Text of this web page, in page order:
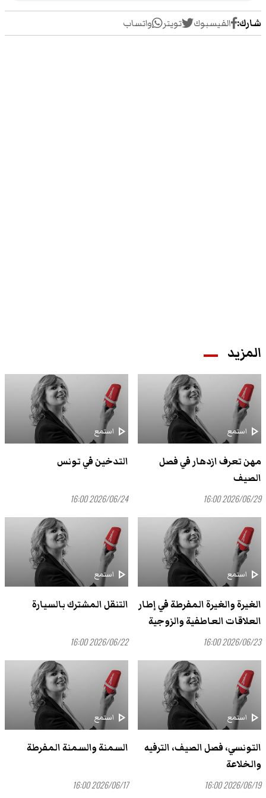
شارك: الفيسبوك تويتر واتساب
المزيد
play_arrow استمع
مهن تعرف ازدهار في فصل
الصيف
2026/06/29 16:00
play_arrow استمع
التدخين في تونس
2026/06/24 16:00
play_arrow استمع
الغيرة والغيرة المفرطة في إطار
العلاقات العاطفية والزوجية
2026/06/23 16:00
play_arrow استمع
التنقل المشترك بالسيارة
2026/06/22 16:00
play_arrow استمع
التونسي، فصل الصيف، الترفيه
والخلاعة
2026/06/19 16:00
play_arrow استمع
السمنة والسمنة المفرطة
2026/06/17 16:00